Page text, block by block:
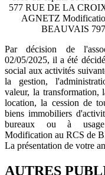
577 RUE DE LA
AGNETZ
BEAUVAIS
Par décision de
02/05/2025, il a été
social aux activités
la gestion,
valeur, la transformation,
location, la cession de
biens immobiliers
bureaux ou à
Modification au RCS de
La présentation de votre
AUTRES